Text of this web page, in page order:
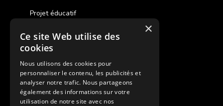
Projet éducatif
Des colonies de vacances inclusives
Assurances annulations
Aides financières pour partir en colonie
Charte de confidentialité
×
Ce site Web utilise des
cookies
Nous utilisons des cookies pour
personnaliser le contenu, les publicités et
analyser notre trafic. Nous partageons
également des informations sur votre
utilisation de notre site avec nos